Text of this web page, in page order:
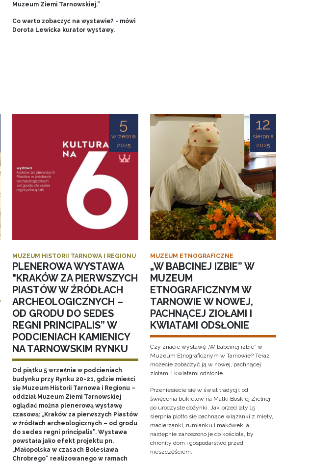
Muzeum Ziemi Tarnowskiej.”
Co warto zobaczyć na wystawie? - mówi
Dorota Lewicka kurator wystawy.
5
września
2025
MUZEUM HISTORII TARNOWA I REGIONU
PLENEROWA WYSTAWA
"KRAKÓW ZA PIERWSZYCH
PIASTÓW W ŹRÓDŁACH
ARCHEOLOGICZNYCH –
OD GRODU DO SEDES
REGNI PRINCIPALIS” W
PODCIENIACH KAMIENICY
NA TARNOWSKIM RYNKU
Od piątku 5 września w podcieniach
budynku przy Rynku 20-21, gdzie mieści
się Muzeum Historii Tarnowa i Regionu –
oddział Muzeum Ziemi Tarnowskiej
oglądać można plenerową wystawę
czasową: „Kraków za pierwszych Piastów
w źródłach archeologicznych – od grodu
do sedes regni principalis”. Wystawa
powstała jako efekt projektu pn.
„Małopolska w czasach Bolesława
Chrobrego” realizowanego w ramach
12
sierpnia
2025
MUZEUM ETNOGRAFICZNE
„W BABCINEJ IZBIE” W
MUZEUM
ETNOGRAFICZNYM W
TARNOWIE W NOWEJ,
PACHNĄCEJ ZIOŁAMI I
KWIATAMI ODSŁONIE
Czy znacie wystawę „W babcinej izbie” w
Muzeum Etnograficznym w Tarnowie? Teraz
możecie zobaczyć ją w nowej, pachnącej
ziołami i kwiatami odsłonie.
Przeniesiecie się w świat tradycji: od
święcenia bukietów na Matki Boskiej Zielnej
po uroczyste dożynki. Jak przed laty 15
sierpnia plotło się pachnące wiązanki z mięty,
macierzanki, rumianku i makówek, a
następnie zanoszono je do kościoła, by
chroniły dom i gospodarstwo przed
nieszczęściem.